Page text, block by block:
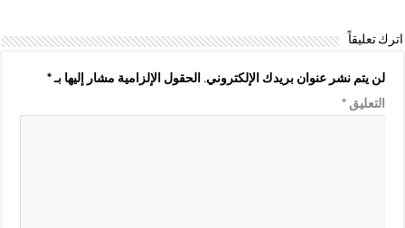
اترك تعليقاً
لن يتم نشر عنوان بريدك الإلكتروني. الحقول الإلزامية مشار إليها بـ*
التعليق*